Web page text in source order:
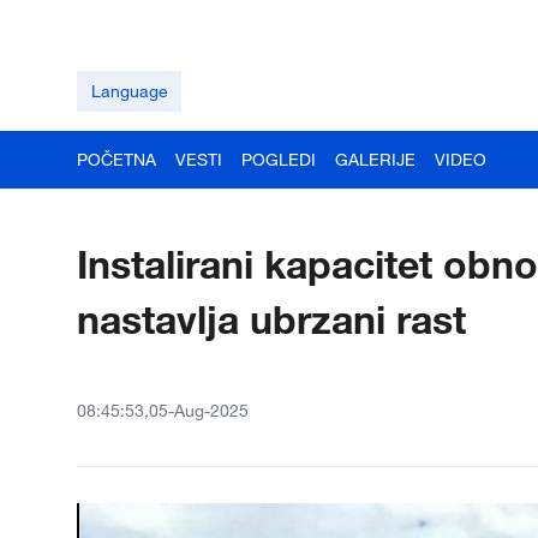
Language
POČETNA VESTI POGLEDI GALERIJE VIDEO
Instalirani kapacitet
nastavlja ubrzani rast
08:45:53,05-Aug-2025